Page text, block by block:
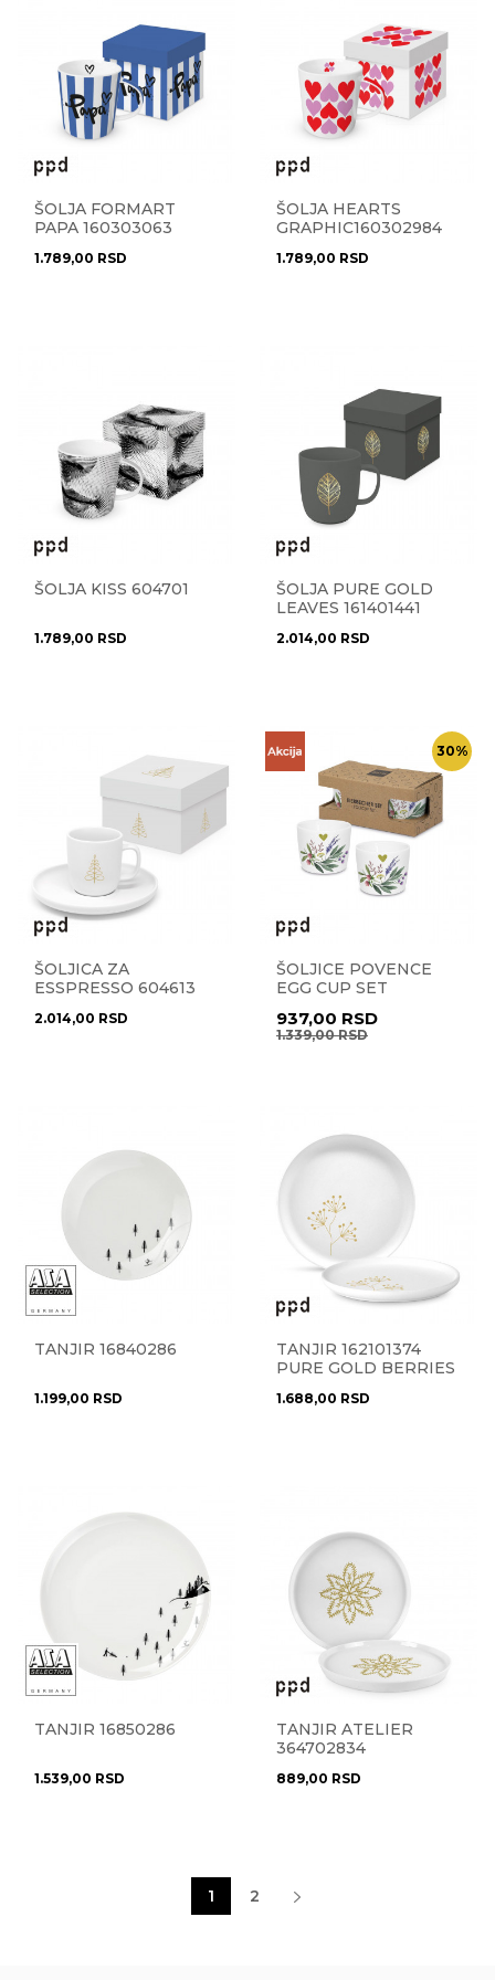
ŠOLJA FORMART
PAPA 160303063
1.789,00 RSD
ŠOLJA HEARTS
GRAPHIC160302984
1.789,00 RSD
ŠOLJA KISS 604701
1.789,00 RSD
ŠOLJA PURE GOLD
LEAVES 161401441
2.014,00 RSD
ŠOLJICA ZA
ESSPRESSO 604613
2.014,00 RSD
30%
ŠOLJICE POVENCE
EGG CUP SET
937,00 RSD
1.339,00RSD
TANJIR 16840286
1.199,00 RSD
TANJIR 162101374
PURE GOLD BERRIES
1.688,00 RSD
TANJIR 16850286
1.539,00 RSD
TANJIR ATELIER
364702834
889,00 RSD
1 2